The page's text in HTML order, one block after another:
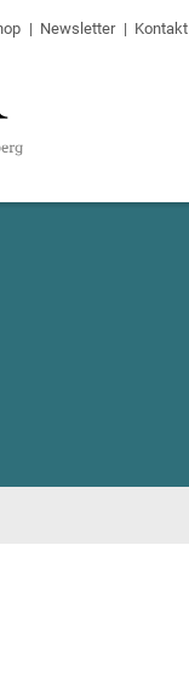
Newsletter Kontakt